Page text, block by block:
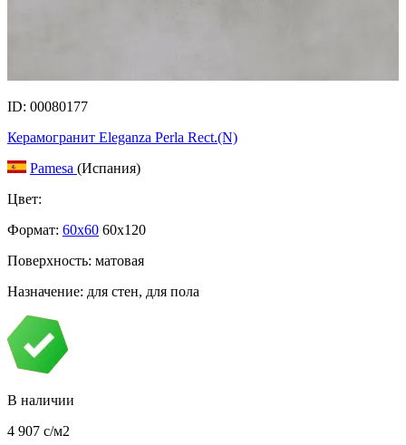
ID: 00080177
Керамогранит Eleganza Perla Rect.(N)
Pamesa (Испания)
Цвет:
Формат: 60x60 60x120
Поверхность: матовая
Назначение: для стен, для пола
В наличии
4 907 c/м2